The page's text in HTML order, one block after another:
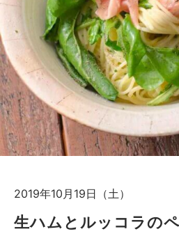
2019年10月19日（土）
生ハムとルッコラの